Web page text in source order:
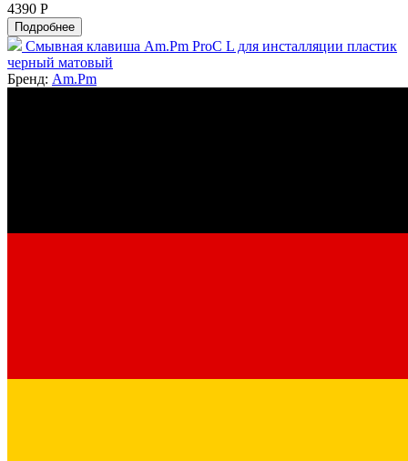
4390 Р
Подробнее
Смывная клавиша Am.Pm ProC L для инсталляции пластик
черный матовый
Бренд: Am.Pm